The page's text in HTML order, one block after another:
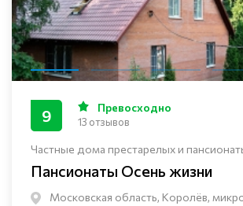
Частные дома престарелых и
Пансионаты Осень жизни
Московская область, Королёв,
9 Превосходно
13 отзывов